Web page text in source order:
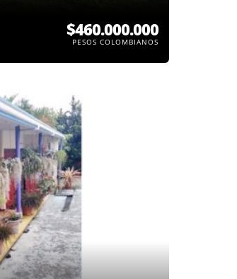
$460.000.000
PESOS COLOMBIANOS